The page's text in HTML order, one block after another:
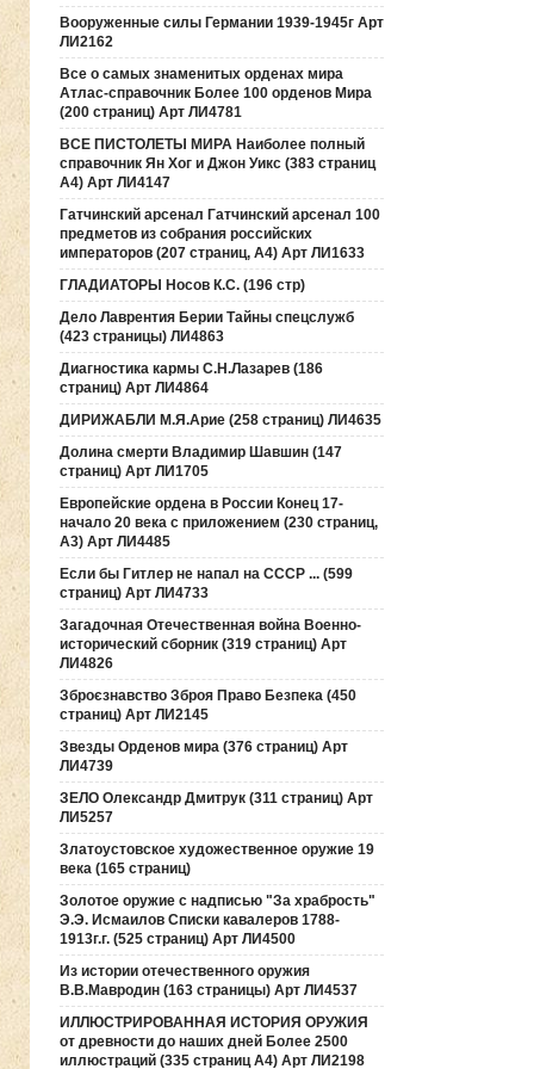
Вооруженные силы Германии 1939-1945г Арт
ЛИ2162
Все о самых знаменитых орденах мира
Атлас-справочник Более 100 орденов Мира
(200 страниц) Арт ЛИ4781
ВСЕ ПИСТОЛЕТЫ МИРА Наиболее полный
справочник Ян Хог и Джон Уикс (383 страниц
А4) Арт ЛИ4147
Гатчинский арсенал Гатчинский арсенал 100
предметов из собрания российских
императоров (207 страниц, А4) Арт ЛИ1633
ГЛАДИАТОРЫ Носов К.С. (196 стр)
Дело Лаврентия Берии Тайны спецслужб
(423 страницы) ЛИ4863
Диагностика кармы С.Н.Лазарев (186
страниц) Арт ЛИ4864
ДИРИЖАБЛИ М.Я.Арие (258 страниц) ЛИ4635
Долина смерти Владимир Шавшин (147
страниц) Арт ЛИ1705
Европейские ордена в России Конец 17-
начало 20 века с приложением (230 страниц,
А3) Арт ЛИ4485
Если бы Гитлер не напал на СССР ... (599
страниц) Арт ЛИ4733
Загадочная Отечественная война Военно-
исторический сборник (319 страниц) Арт
ЛИ4826
Зброєзнавство Зброя Право Безпека (450
страниц) Арт ЛИ2145
Звезды Орденов мира (376 страниц) Арт
ЛИ4739
ЗЕЛО Олександр Дмитрук (311 страниц) Арт
ЛИ5257
Златоустовское художественное оружие 19
века (165 страниц)
Золотое оружие с надписью "За храбрость"
Э.Э. Исмаилов Списки кавалеров 1788-
1913г.г. (525 страниц) Арт ЛИ4500
Из истории отечественного оружия
В.В.Мавродин (163 страницы) Арт ЛИ4537
ИЛЛЮСТРИРОВАННАЯ ИСТОРИЯ ОРУЖИЯ
от древности до наших дней Более 2500
иллюстраций (335 страниц А4) Арт ЛИ2198